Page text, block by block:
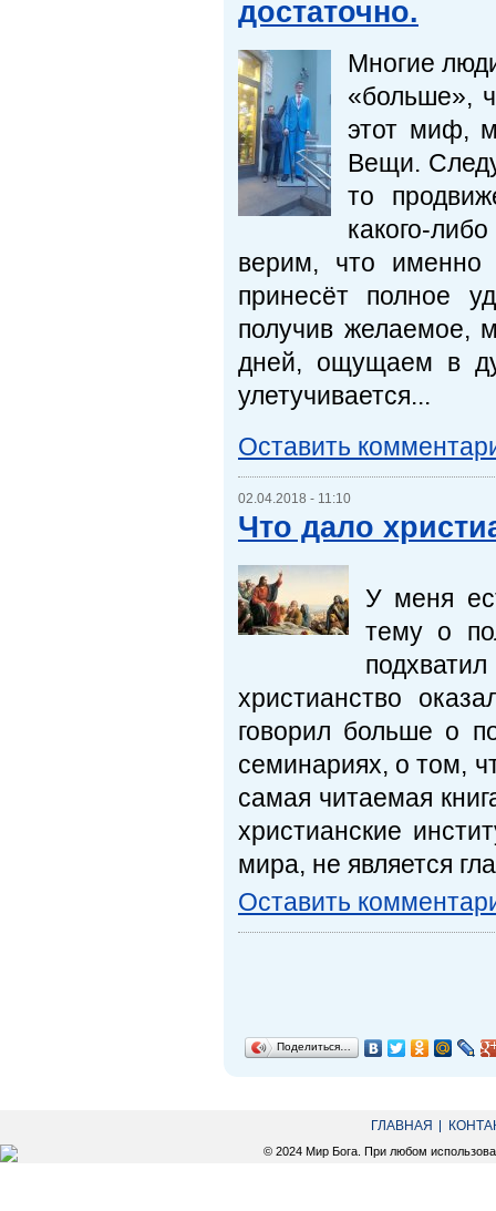
достаточно.
Многие
«больше»,
этот миф,
Вещи.
то
какого-
верим, что
принесёт полное
получив желаемое,
дней, ощущаем в
улетучивается...
Оставить
02.04.2018 - 11:10
Что дало
У меня
тему о
христианство
говорил больше о
семинариях, о том,
самая читаемая
христианские
мира, не является
Оставить
Поделиться…
ГЛАВНАЯ
© 2024 Мир Бога. При любом